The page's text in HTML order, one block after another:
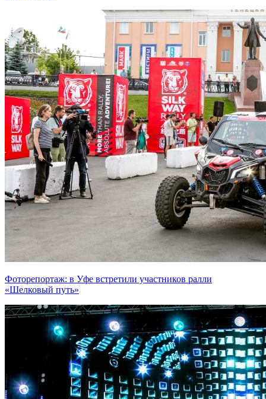
Фоторепортаж: в Уфе встретили участников ралли
«Шелковый путь»